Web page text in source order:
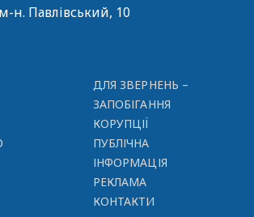
н. Павлівський, 10
ДЛЯ ЗВЕРНЕНЬ –
ЗАПОБІГАННЯ
КОРУПЦІЇ
ПУБЛІЧНА
ІНФОРМАЦІЯ
РЕКЛАМА
КОНТАКТИ